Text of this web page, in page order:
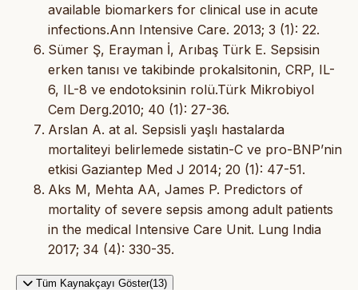
available biomarkers for clinical use in acute
infections.Ann Intensive Care. 2013; 3 (1): 22.
Sümer Ş, Erayman İ, Arıbaş Türk E. Sepsisin
erken tanısı ve takibinde prokalsitonin, CRP, IL-
6, IL-8 ve endotoksinin rolü.Türk Mikrobiyol
Cem Derg.2010; 40 (1): 27-36.
Arslan A. at al. Sepsisli yaşlı hastalarda
mortaliteyi belirlemede sistatin-C ve pro-BNP’nin
etkisi Gaziantep Med J 2014; 20 (1): 47-51.
Aks M, Mehta AA, James P. Predictors of
mortality of severe sepsis among adult patients
in the medical Intensive Care Unit. Lung India
2017; 34 (4): 330-35.
Tüm Kaynakçayı Göster(13)